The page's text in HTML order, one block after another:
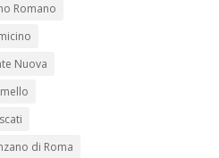
Romano
Nuova
di Roma